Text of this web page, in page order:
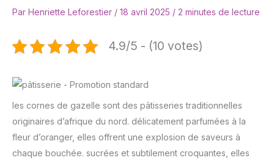
Par Henriette Leforestier / 18 avril 2025 / 2 minutes de lecture
4.9/5 - (10 votes)
les cornes de gazelle sont des pâtisseries traditionnelles
originaires d’afrique du nord. délicatement parfumées à la
fleur d’oranger, elles offrent une explosion de saveurs à
chaque bouchée. sucrées et subtilement croquantes, elles